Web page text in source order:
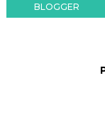
BLOGGER